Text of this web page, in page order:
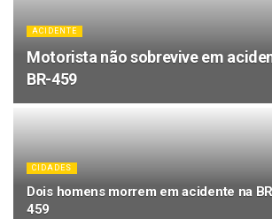
ACIDENTE
Motorista não sobrevive em
BR-459
CIDADES
Dois homens morrem em acidente na
459